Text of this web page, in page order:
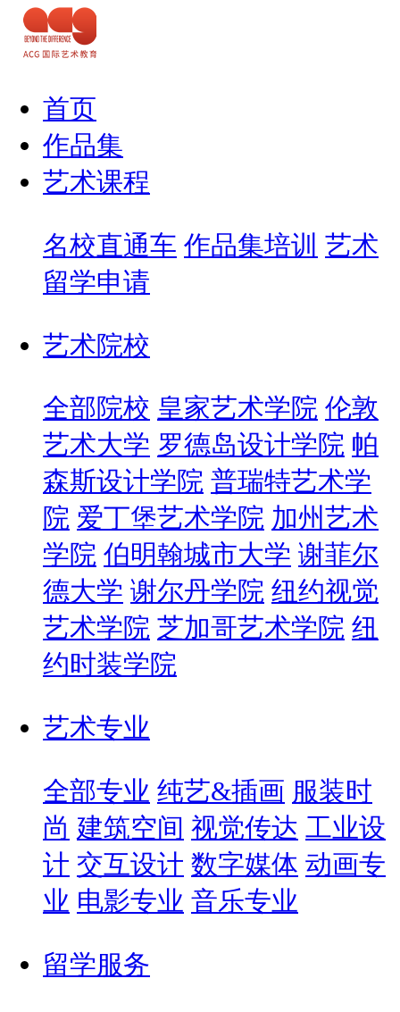
首页
作品集
艺术课程
名校直通车 作品集培训 艺术
留学申请
艺术院校
全部院校 皇家艺术学院 伦敦
艺术大学 罗德岛设计学院 帕
森斯设计学院 普瑞特艺术学
院 爱丁堡艺术学院 加州艺术
学院 伯明翰城市大学 谢菲尔
德大学 谢尔丹学院 纽约视觉
艺术学院 芝加哥艺术学院 纽
约时装学院
艺术专业
全部专业 纯艺&插画 服装时
尚 建筑空间 视觉传达 工业设
计 交互设计 数字媒体 动画专
业 电影专业 音乐专业
留学服务